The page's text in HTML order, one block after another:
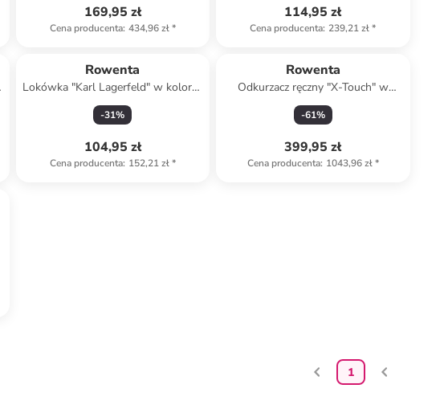
169,95 zł
Cena producenta: 434,96 zł*
114,95 zł
Cena producenta: 239,21 zł*
Rowenta
Lokówka "Karl Lagerfeld" w kolorze
czarnym
-31%
104,95 zł
Cena producenta: 152,21 zł*
Rowenta
Odkurzacz ręczny "X-Touch" w
kolorze czarnym
-61%
399,95 zł
Cena producenta: 1043,96 zł*
1